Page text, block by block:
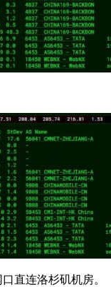
直连洛杉矶机房。